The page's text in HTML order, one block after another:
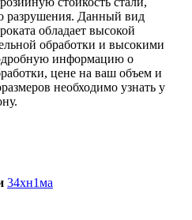
разрушения. Данный вид
обладает высокой
обработки и высокими
информацию о
цене на ваш объем и
необходимо узнать у
34хн1ма